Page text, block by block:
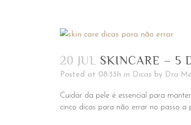
20 JUL SKINCARE – 5
Posted at 08:33h in Dicas by Dra
Cuidar da pele é essencial para
cinco dicas para não errar no passo a